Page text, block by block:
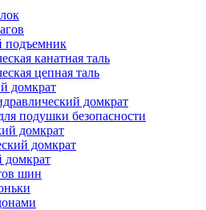
подъемник
канатная таль
цепная таль
домкрат
домкрат
подушки безопасности
домкрат
домкрат
домкрат
шин